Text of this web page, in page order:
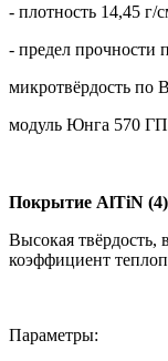
- плотность 14,45 г/
- предел прочности
микротвёрдость по
модуль Юнга 570
Покрытие AlTiN
Высокая твёрдость,
коэффициент
Параметры: